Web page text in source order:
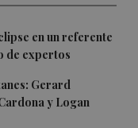
en un referente
de expertos
Gerard
y Logan